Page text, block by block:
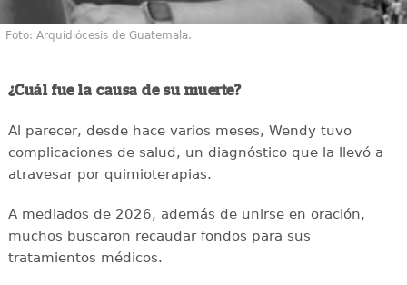
Foto: Arquidiócesis de Guatemala.
¿Cuál fue la causa de su muerte?
Al parecer, desde hace varios meses, Wendy tuvo
complicaciones de salud, un diagnóstico que la llevó a
atravesar por quimioterapias.
A mediados de 2026, además de unirse en oración,
muchos buscaron recaudar fondos para sus
tratamientos médicos.